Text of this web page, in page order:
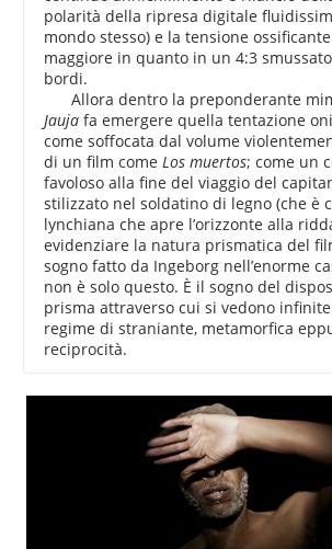
polarità della ripresa digitale
mondo stesso) e la tensione
maggiore in quanto in un 4:3
bordi.
Allora dentro la preponderante
Jauja fa emergere quella tentazione
come soffocata dal volume
di un film comeLos muertos; come un
favoloso alla fine del viaggio del
stilizzato nel soldatino di legno (che è
lynchiana che apre l’orizzonte alla
evidenziare la natura prismatica del
sogno fatto da Ingeborg nell’enorme
non è solo questo. È il sogno del
prisma attraverso cui si vedono
regime di straniante, metamorfica
reciprocità.